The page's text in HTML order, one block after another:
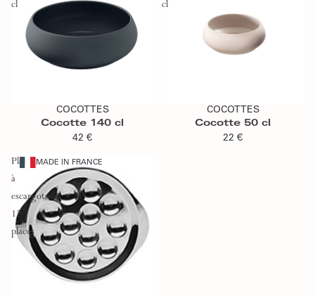
cl
COCOTTES
Cocotte 140 cl
42 €
cl
COCOTTES
Cocotte 50 cl
22 €
Plat
à
escargots
12
places
MADE IN FRANCE
Ajouter au panier